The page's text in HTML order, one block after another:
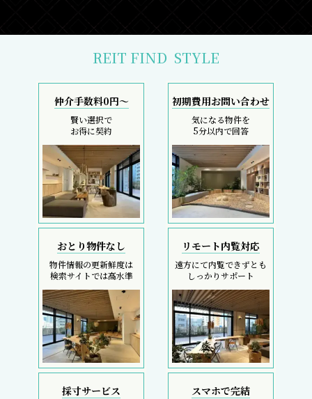
REIT FIND STYLE
仲介手数料0円～
賢い選択で
お得に契約
初期費用お問い合わせ
気になる物件を
5分以内で回答
おとり物件なし
物件情報の更新鮮度は
検索サイトでは高水準
リモート内覧対応
遠方にて内覧できずとも
しっかりサポート
採寸サービス スマホで完結